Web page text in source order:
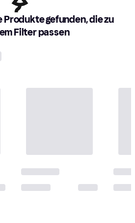
Produkte gefunden, die zu
Filter passen